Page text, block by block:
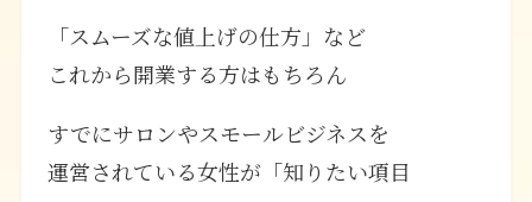
「スムーズな値上げの仕方」など
これから開業する方はもちろん
すでにサロンやスモールビジネスを
運営されている女性が「知りたい項目